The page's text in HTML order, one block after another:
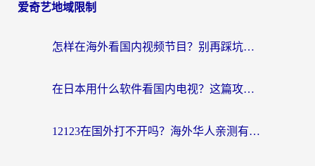
爱奇艺地域限制
怎样在海外看国内视频节目？别再踩坑！留学生和海外华人的专属解决方案
在日本用什么软件看国内电视？这篇攻略帮你告别地域限制
12123在国外打不开吗？海外华人亲测有效的回国加速方案